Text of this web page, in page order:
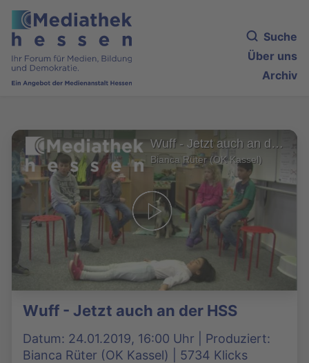
Suche
Über uns
Archiv
Wuff - Jetzt auch an der HSS
Bianca Rüter (OK Kassel)
Wuff - Jetzt auch an der HSS
Datum: 24.01.2019, 16:00 Uhr | Produziert:
Bianca Rüter (OK Kassel) | 5734 Klicks